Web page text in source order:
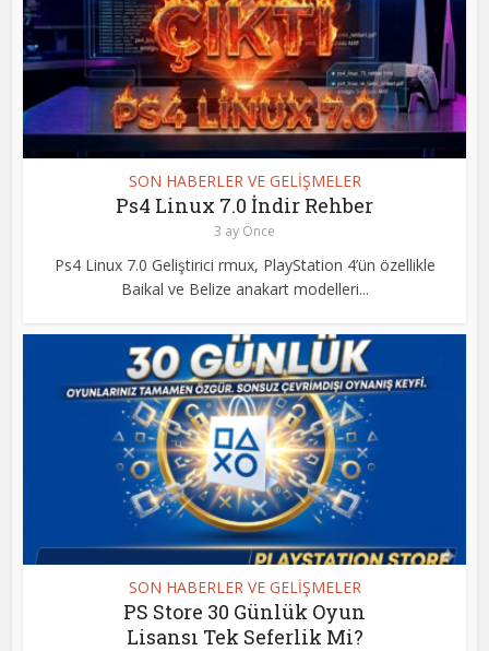
SON HABERLER VE GELİŞMELER
Ps4 Linux 7.0 İndir Rehber
3 ay Önce
Ps4 Linux 7.0 Geliştirici rmux, PlayStation 4’ün özellikle
Baikal ve Belize anakart modelleri...
SON HABERLER VE GELİŞMELER
PS Store 30 Günlük Oyun
Lisansı Tek Seferlik Mi?